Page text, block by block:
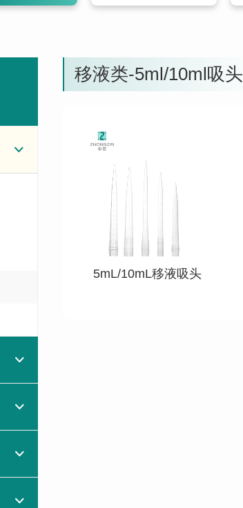
移液类-5ml/10ml吸头
5mL/10mL移液吸头